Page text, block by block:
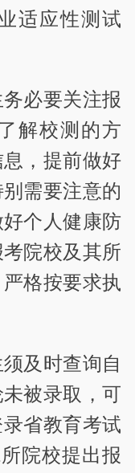
适应性测试
必要关注报
解校测的方
，提前做好
需要注意的
个人健康防
院校及其所
格按要求执
及时查询自
被录取，可
省教育考试
院校提出报